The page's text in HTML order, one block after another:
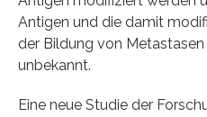
Antigen und die damit
der Bildung von
unbekannt.
Eine neue Studie der